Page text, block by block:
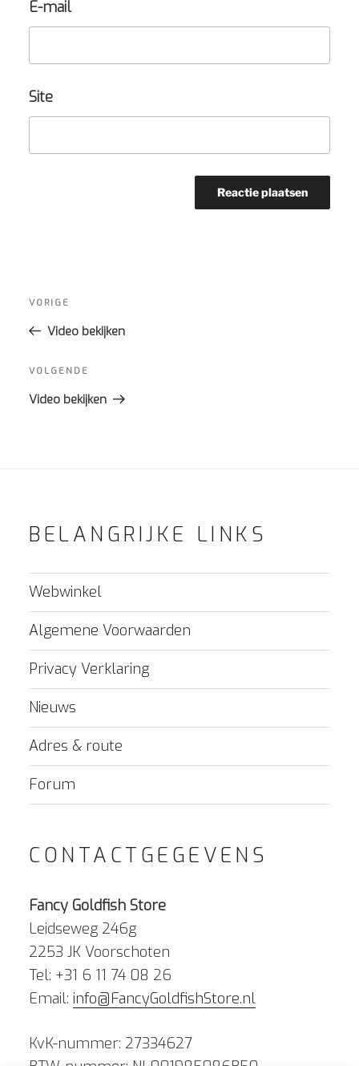
E-mail
Site
navigatie
Vorig
bericht
VORIGE
Video bekijken
Volgend
bericht
VOLGENDE
Video bekijken
BELANGRIJKE LINKS
Webwinkel
Algemene Voorwaarden
Privacy Verklaring
Nieuws
Adres & route
Forum
CONTACTGEGEVENS
Fancy Goldfish Store
Leidseweg 246g
2253 JK Voorschoten
Tel: +31 6 11 74 08 26
Email: info@FancyGoldfishStore.nl
KvK-nummer: 27334627